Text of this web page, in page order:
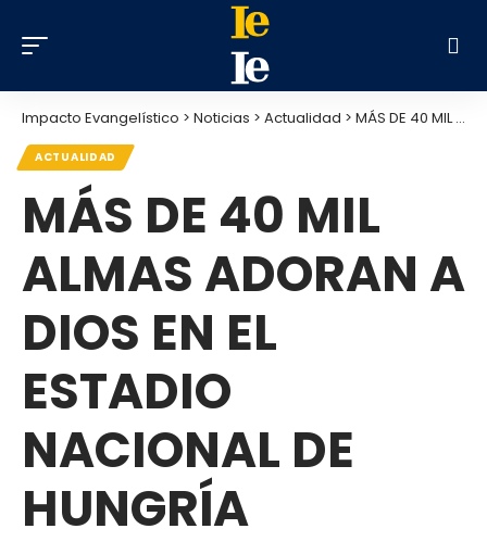
Impacto Evangelístico > Noticias > Actualidad > MÁS DE 40 MIL ALMAS ADORAN A DIOS EN EL ESTADIO NACIONAL DE HUNGRÍA
ACTUALIDAD
MÁS DE 40 MIL
ALMAS ADORAN A
DIOS EN EL
ESTADIO
NACIONAL DE
HUNGRÍA